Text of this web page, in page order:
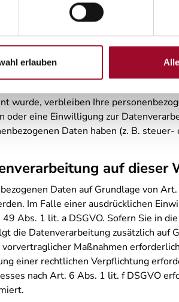
erlauben
mit anderen über die Zwecke und
wurde, verbleiben Ihre
eine Einwilligung zur
Daten haben (z. B.
auf dieser
Daten auf Grundlage von
Im Falle einer ausdrücklichen
1 lit. a DSGVO. Sofern Sie in
die Datenverarbeitung zusätzlich auf
Maßnahmen
einer rechtlichen Verpflichtung
nach Art. 6 Abs. 1 lit. f DSGVO